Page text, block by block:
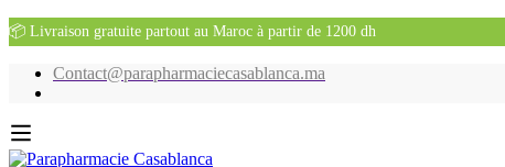
📦 Livraison gratuite partout au Maroc à partir de 1200 dh
Contact@parapharmaciecasablanca.ma